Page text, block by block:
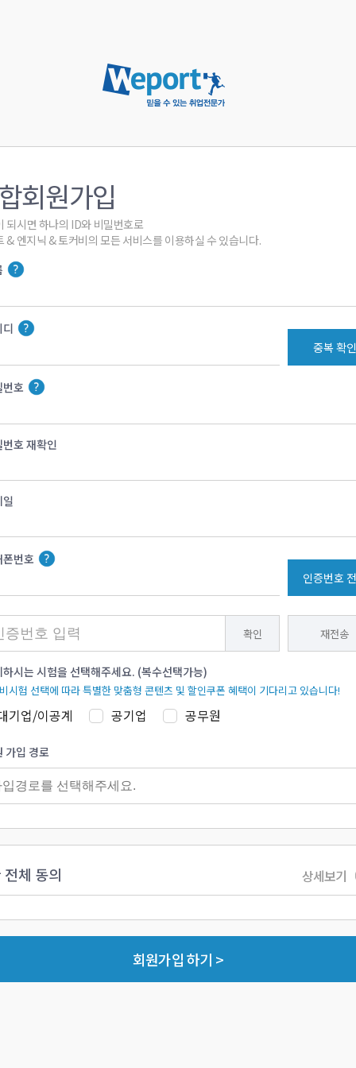
회원가입
되시면 하나의 ID와 비밀번호로
& 엔지닉 & 토커비의 모든 서비스를 이용하실 수 있습니다.
디
중복 확인
번호
번호 재확인
일
번호
인증번호
확인 재전송
하시는 시험을 선택해주세요. (복수선택가능)
시험 선택에 따라 특별한 맞춤형 콘텐츠 및 할인쿠폰 혜택이 기다리고 있습니다!
기업/이공계 공기업 공무원
가입 경로
전체 동의 상세보기
회원가입 하기 >